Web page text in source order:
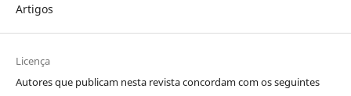
Artigos
Licença
Autores que publicam nesta revista concordam com os seguintes